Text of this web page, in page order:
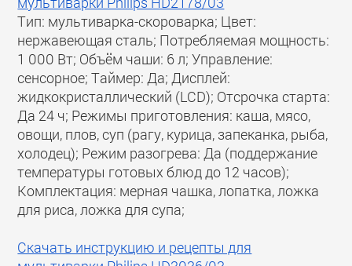
Тип: мультиварка-скороварка; Цвет:
нержавеющая сталь; Потребляемая мощность:
1 000 Вт; Объём чаши: 6 л; Управление:
сенсорное; Таймер: Да; Дисплей:
жидкокристаллический (LCD); Отсрочка старта:
Да 24 ч; Режимы приготовления: каша, мясо,
овощи, плов, суп (рагу, курица, запеканка, рыба,
холодец); Режим разогрева: Да (поддержание
температуры готовых блюд до 12 часов);
Комплектация: мерная чашка, лопатка, ложка
для риса, ложка для супа;
Скачать инструкцию и рецепты для